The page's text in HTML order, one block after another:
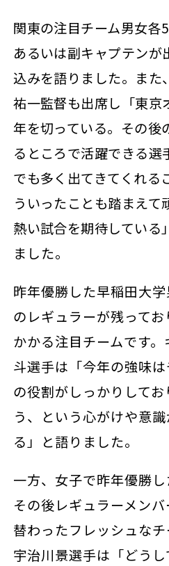
関東の注目チーム男女各
あるいは副キャプテン
込みを語りました。また
祐一監督も出席し「東京
年を切っている。その後
るところで活躍できる選
でも多く出てきてくれる
ういったことも踏まえて
熱い試合を期待している
ました。
昨年優勝した早稲田大
のレギュラーが残って
かかる注目チームです
斗選手は「今年の強味
の役割がしっかりして
う、という心がけや意
る」と語りました。
一方、女子で昨年優勝し
その後レギュラーメン
替わったフレッシュなチ
宇治川景選手は「どう